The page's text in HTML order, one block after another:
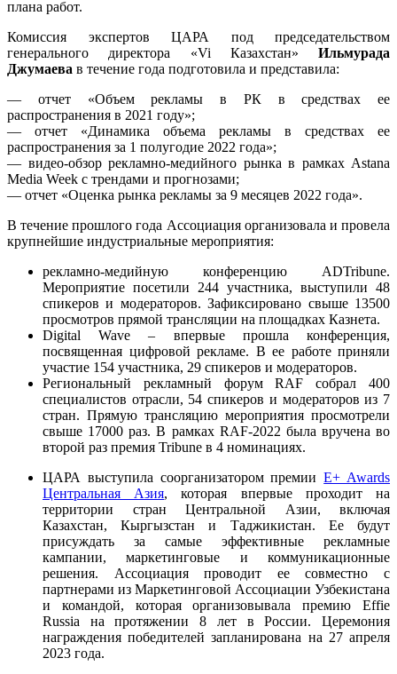
плана работ.
Комиссия экспертов ЦАРА под председательством
генерального директора «Vi Казахстан» Ильмурада
Джумаева в течение года подготовила и представила:
— отчет «Объем рекламы в РК в средствах ее
распространения в 2021 году»;
— отчет «Динамика объема рекламы в средствах ее
распространения за 1 полугодие 2022 года»;
— видео-обзор рекламно-медийного рынка в рамках Astana
Media Week с трендами и прогнозами;
— отчет «Оценка рынка рекламы за 9 месяцев 2022 года».
В течение прошлого года Ассоциация организовала и провела
крупнейшие индустриальные мероприятия:
рекламно-медийную конференцию ADTribune.
Мероприятие посетили 244 участника, выступили 48
спикеров и модераторов. Зафиксировано свыше 13500
просмотров прямой трансляции на площадках Казнета.
Digital Wave – впервые прошла конференция,
посвященная цифровой рекламе. В ее работе приняли
участие 154 участника, 29 спикеров и модераторов.
Региональный рекламный форум RAF собрал 400
специалистов отрасли, 54 спикеров и модераторов из 7
стран. Прямую трансляцию мероприятия просмотрели
свыше 17000 раз. В рамках RAF-2022 была вручена во
второй раз премия Tribune в 4 номинациях.
ЦАРА выступила соорганизатором премииE+ Awards
Центральная Азия, которая впервые проходит на
территории стран Центральной Азии, включая
Казахстан, Кыргызстан и Таджикистан. Ее будут
присуждать за самые эффективные рекламные
кампании, маркетинговые и коммуникационные
решения. Ассоциация проводит ее совместно с
партнерами из Маркетинговой Ассоциации Узбекистана
и командой, которая организовывала премию Effie
Russia на протяжении 8 лет в России. Церемония
награждения победителей запланирована на 27 апреля
2023 года.